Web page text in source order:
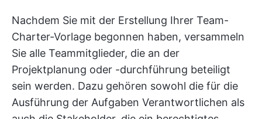
Nachdem Sie mit der Erstellung Ihrer Team-
Charter-Vorlage begonnen haben, versammeln
Sie alle Teammitglieder, die an der
Projektplanung oder -durchführung beteiligt
sein werden. Dazu gehören sowohl die für die
Ausführung der Aufgaben Verantwortlichen als